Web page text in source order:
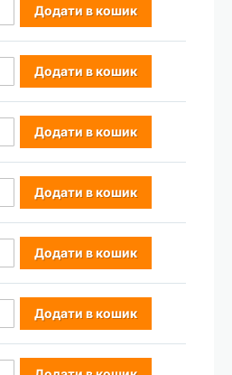
Додати в кошик
Додати в кошик
Додати в кошик
Додати в кошик
Додати в кошик
Додати в кошик